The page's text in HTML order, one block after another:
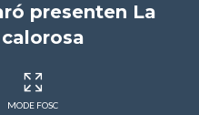
presenten La
MODE FOSC